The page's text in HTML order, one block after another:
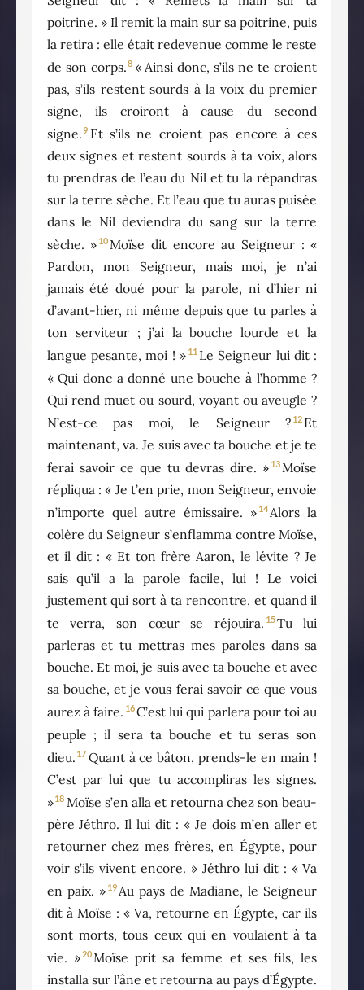
poitrine. » Il remit la main sur sa poitrine, puis
la retira : elle était redevenue comme le reste
de son corps.8 « Ainsi donc, s’ils ne te croient
pas, s’ils restent sourds à la voix du premier
signe, ils croiront à cause du second
signe.9 Et s’ils ne croient pas encore à ces
deux signes et restent sourds à ta voix, alors
tu prendras de l’eau du Nil et tu la répandras
sur la terre sèche. Et l’eau que tu auras puisée
dans le Nil deviendra du sang sur la terre
sèche. » 10Moïse dit encore au Seigneur : «
Pardon, mon Seigneur, mais moi, je n’ai
jamais été doué pour la parole, ni d’hier ni
d’avant-hier, ni même depuis que tu parles à
ton serviteur ; j’ai la bouche lourde et la
langue pesante, moi ! » 11 Le Seigneur lui dit :
« Qui donc a donné une bouche à l’homme ?
Qui rend muet ou sourd, voyant ou aveugle ?
N’est-ce pas moi, le Seigneur ? 12 Et
maintenant, va. Je suis avec ta bouche et je te
ferai savoir ce que tu devras dire. » 13 Moïse
répliqua : « Je t’en prie, mon Seigneur, envoie
n’importe quel autre émissaire. » 14Alors la
colère du Seigneur s’enflamma contre Moïse,
et il dit : « Et ton frère Aaron, le lévite ? Je
sais qu’il a la parole facile, lui ! Le voici
justement qui sort à ta rencontre, et quand il
te verra, son cœur se réjouira. 15Tu lui
parleras et tu mettras mes paroles dans sa
bouche. Et moi, je suis avec ta bouche et avec
sa bouche, et je vous ferai savoir ce que vous
aurez à faire. 16C’est lui qui parlera pour toi au
peuple ; il sera ta bouche et tu seras son
dieu. 17 Quant à ce bâton, prends-le en main !
C’est par lui que tu accompliras les signes.
»18 Moïse s’en alla et retourna chez son beau-
père Jéthro. Il lui dit : « Je dois m’en aller et
retourner chez mes frères, en Égypte, pour
voir s’ils vivent encore. » Jéthro lui dit : « Va
en paix. » 19Au pays de Madiane, le Seigneur
dit à Moïse : « Va, retourne en Égypte, car ils
sont morts, tous ceux qui en voulaient à ta
vie. »20Moïse prit sa femme et ses fils, les
installa sur l’âne et retourna au pays d’Égypte.